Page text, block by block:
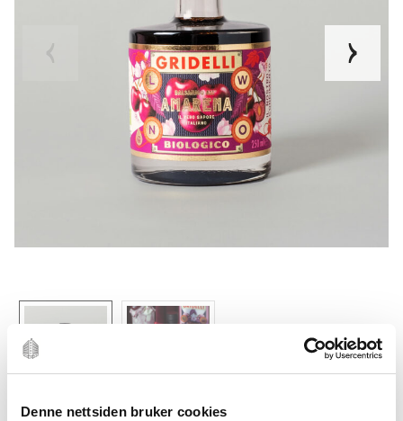
Denne nettsiden bruker cookies